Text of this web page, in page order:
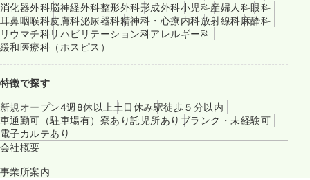
消化器外科脳神経外科整形外科形成外科小児科産婦人科眼科
耳鼻咽喉科皮膚科泌尿器科精神科・心療内科放射線科麻酔科
リウマチ科リハビリテーション科アレルギー科
緩和医療科（ホスピス）
特徴で探す
新規オープン4週8休以上 土日休み駅徒歩５分以内
車通勤可（駐車場有） 寮あり託児所あり ブランク・未経験可
電子カルテあり
会社概要
事業所案内